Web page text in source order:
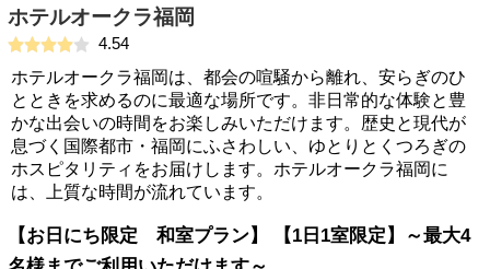
ホテルオークラ福岡
4.54
ホテルオークラ福岡は、都会の喧騒から離れ、安らぎのひ
とときを求めるのに最適な場所です。非日常的な体験と豊
かな出会いの時間をお楽しみいただけます。歴史と現代が
息づく国際都市・福岡にふさわしい、ゆとりとくつろぎの
ホスピタリティをお届けします。ホテルオークラ福岡に
は、上質な時間が流れています。
【お日にち限定 和室プラン】 【1日1室限定】～最大4